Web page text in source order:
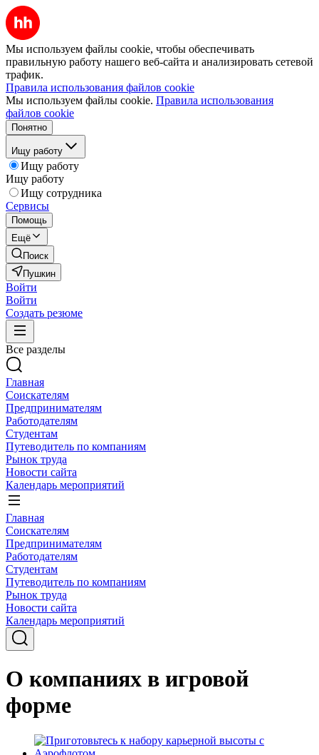
Мы используем файлы cookie, чтобы обеспечивать
правильную работу нашего веб-сайта и анализировать сетевой
трафик.
Правила использования файлов cookie
Мы используем файлы cookie. Правила использования
файлов cookie
Понятно
Ищу работу
Ищу работу
Ищу работу
Ищу сотрудника
Сервисы
Помощь
Ещё
Поиск
Пушкин
Войти
Войти
Создать резюме
Все разделы
Главная
Соискателям
Предпринимателям
Работодателям
Студентам
Путеводитель по компаниям
Рынок труда
Новости сайта
Календарь мероприятий
Главная
Соискателям
Предпринимателям
Работодателям
Студентам
Путеводитель по компаниям
Рынок труда
Новости сайта
Календарь мероприятий
О компаниях в игровой
форме